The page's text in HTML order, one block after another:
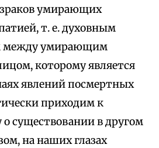
умирающих
т. е. духовным
между умирающим
которому является
явлений посмертных
приходим к
о существовании в другом
на наших глазах